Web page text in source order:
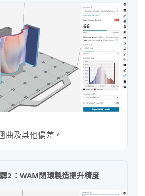
曲及其他偏差。
2：WAM閉環製造提升精度